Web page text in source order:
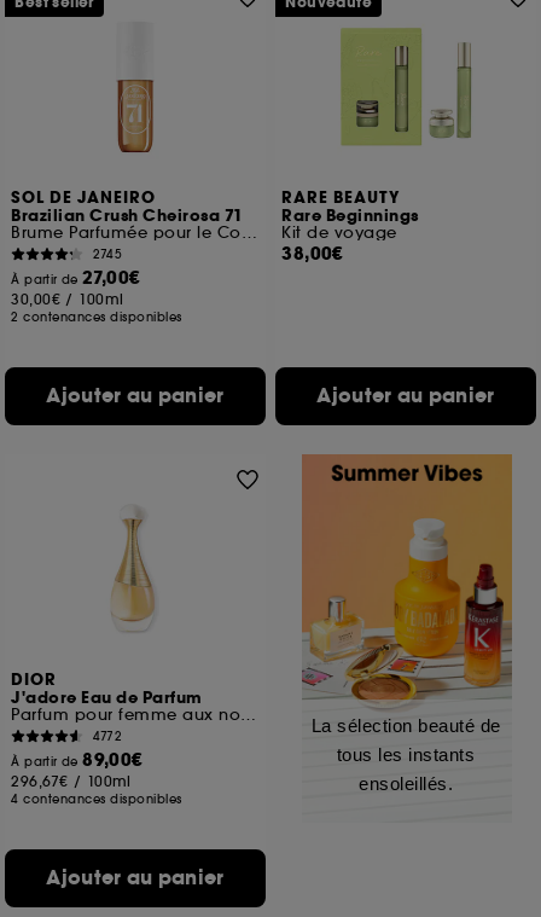
SOL DE JANEIRO
Brazilian Crush Cheirosa 71
Brume Parfumée pour le Corps et les cheveux
2745
À partir de27,00€
30,00€ / 100ml
2 contenances disponibles
Ajouter au panier
RARE BEAUTY
Rare Beginnings
Kit de voyage
38,00€
Ajouter au panier
DIOR
J'adore Eau de Parfum
Parfum pour femme aux notes solaires et florales
4772
À partir de89,00€
296,67€ / 100ml
4 contenances disponibles
Ajouter au panier
La sélection beauté de
tous les instants
ensoleillés.